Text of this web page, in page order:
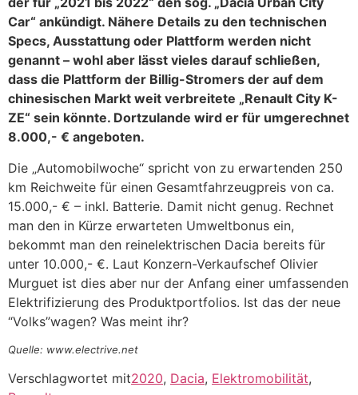
Car“ ankündigt. Nähere Details zu den technischen
Specs, Ausstattung oder Plattform werden nicht
genannt – wohl aber lässt vieles darauf schließen,
dass die Plattform der Billig-Stromers der auf dem
chinesischen Markt weit verbreitete „Renault City K-
ZE“ sein könnte. Dortzulande wird er für umgerechnet
8.000,- € angeboten.
Die „Automobilwoche“ spricht von zu erwartenden 250
km Reichweite für einen Gesamtfahrzeugpreis von ca.
15.000,- € – inkl. Batterie. Damit nicht genug. Rechnet
man den in Kürze erwarteten Umweltbonus ein,
bekommt man den reinelektrischen Dacia bereits für
unter 10.000,- €. Laut Konzern-Verkaufschef Olivier
Murguet ist dies aber nur der Anfang einer umfassenden
Elektrifizierung des Produktportfolios. Ist das der neue
“Volks”wagen? Was meint ihr?
Quelle: www.electrive.net
Verschlagwortet mit2020, Dacia, Elektromobilität,